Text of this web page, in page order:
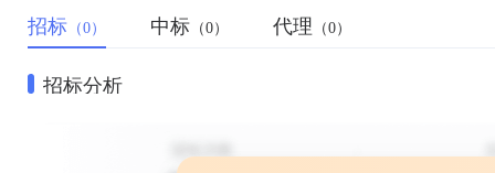
招标 （0） 中标 （0） 代理 （0）
招标分析